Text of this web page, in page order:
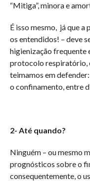
“Mitiga”, minora e
É isso mesmo, já que a
os entendidos! – deve
higienização frequente
protocolo respiratório,
teimamos em
o confinamento, entre
2- Até quando?
Ninguém – ou mesmo
prognósticos sobre o
consequentemente, o